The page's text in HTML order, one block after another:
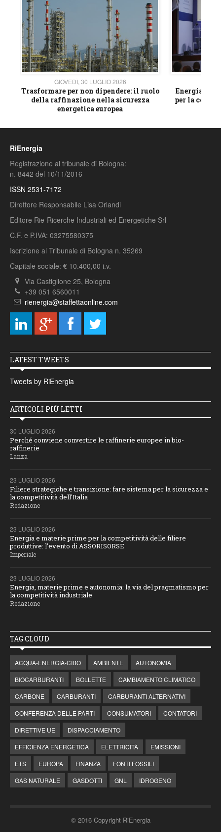
GIOVEDÌ, 30 LUGLIO 2026
Trasformare per non dipendere: il ruolo
della raffinazione nella sicurezza
energetica europea
Energia e
per la
RiEnergia
Registrazione al tribunale di Bologna:
n. 8442 del 10/11/2016
ISSN 2531-7172
Direttore Responsabile Lisa Orlandi
Editore Rie-Ricerche Industriali ed Energetiche Srl
C.F. e P.IVA: 03275580375
Iscrizione al Tribunale di Bologna n. 35269
Capitale sociale: € 10.400,00 i.v.
Via Castiglione 25, Bologna
+39 051 6560011
rienergia@staffettaonline.com
LATEST TWEETS
Tweets by RiEnergia
ARTICOLI PIÙ LETTI
30 LUGLIO 2026
Perché conviene convertire le raffinerie europee in bio-
raffinerie
Lanza
23 LUGLIO 2026
Filiere strategiche e transizione: fare sistema per la sicurezza e
la competitività dell'Italia
Redazione
23 LUGLIO 2026
Energia e materie prime per la competitività delle filiere
produttive: l’evento di ASSORISORSE
Imperiale
23 LUGLIO 2026
Energia, materie prime e autonomia: la via del pragmatismo per
la competitività industriale
Redazione
TAG CLOUD
ACQUA-ENERGIA-CIBO AMBIENTE
AUTONOMIA
BIOCARBURANTI
BOLLETTE
CAMBIAMENTO CLIMATICO
CARBONE
CARBURANTI
CARBURANTI ALTERNATIVI
CONFERENZA DELLE PARTI
CONSUMATORI
CONTATORI
DIRETTIVE UE
DISPACCIAMENTO
EFFICIENZA ENERGETICA
ELETTRICITÀ
EMISSIONI
ETS
EUROPA FINANZA
FONTI FOSSILI
GAS NATURALE
GASDOTTI GNL IDROGENO
© 2016 Copyright RiEnergia